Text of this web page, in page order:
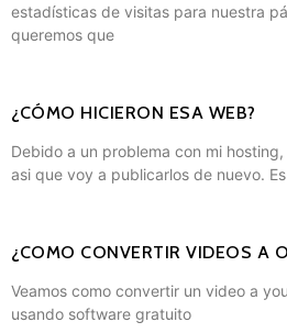
estadísticas de visitas para nuestra
queremos que
¿CÓMO HICIERON ESA WEB?
Debido a un problema con mi
asi que voy a publicarlos de nuevo.
¿COMO CONVERTIR VIDEOS A
Veamos como convertir un video a
usando software gratuito